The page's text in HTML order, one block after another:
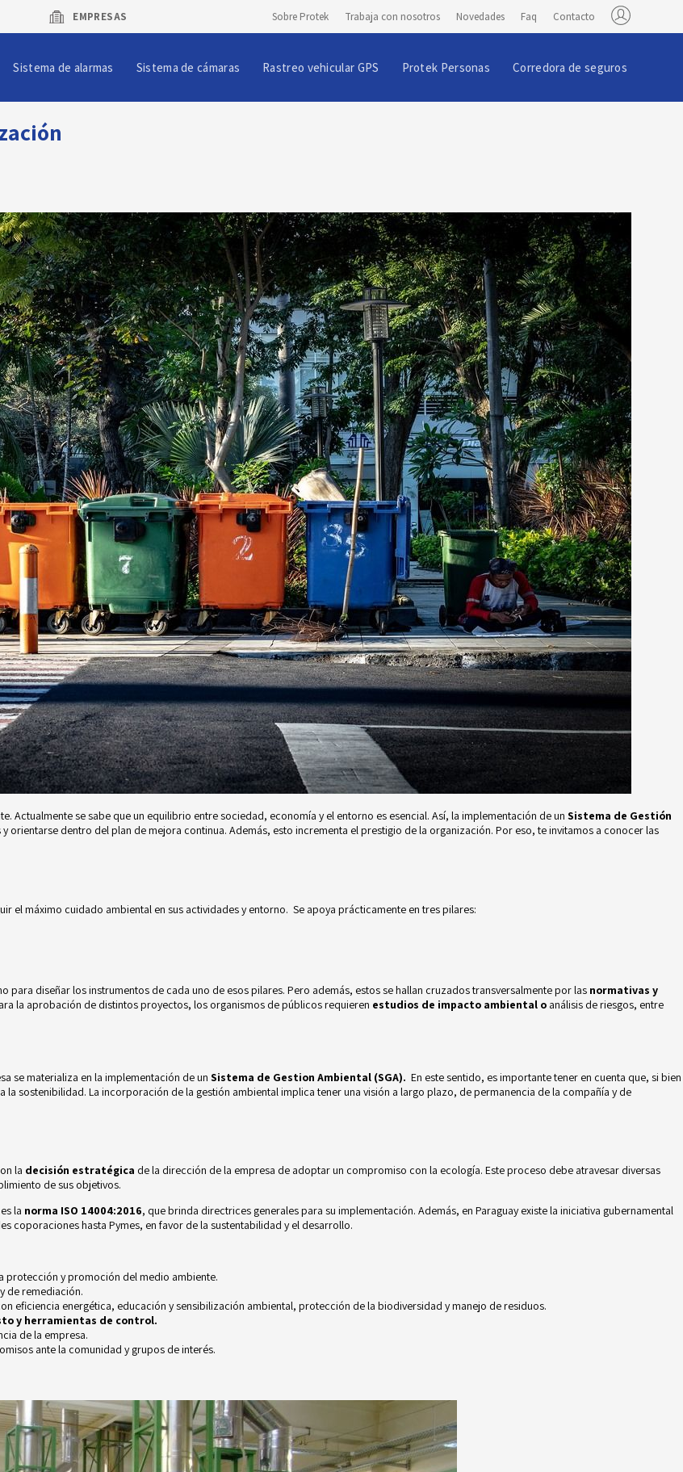
EMPRESAS Sobre Protek Trabaja con nosotros Novedades Faq Contacto
Sistema de alarmas Sistema de cámaras Rastreo vehicular GPS Protek Personas Corredora de seguros
se sabe que un equilibrio entre sociedad, economía y el entorno es esencial. Así, la implementación de un Sistema de Gestión
orientarse dentro del plan de mejora continua. Además, esto incrementa el prestigio de la organización. Por eso, te invitamos a conocer las
el máximo cuidado ambiental en sus actividades y entorno. Se apoya prácticamente en tres pilares:
diseñar los instrumentos de cada uno de esos pilares. Pero además, estos se hallan cruzados transversalmente por las normativas y
la aprobación de distintos proyectos, los organismos de públicos requieren estudios de impacto ambiental o análisis de riesgos, entre
se materializa en la implementación de un Sistema de Gestion Ambiental (SGA). En este sentido, es importante tener en cuenta que, si bien
sostenibilidad. La incorporación de la gestión ambiental implica tener una visión a largo plazo, de permanencia de la compañía y de
la decisión estratégica de la dirección de la empresa de adoptar un compromiso con la ecología. Este proceso debe atravesar diversas
de sus objetivos.
la norma ISO 14004:2016, que brinda directrices generales para su implementación. Además, en Paraguay existe la iniciativa gubernamental
coporaciones hasta Pymes, en favor de la sustentabilidad y el desarrollo.
protección y promoción del medio ambiente.
de remediación.
eficiencia energética, educación y sensibilización ambiental, protección de la biodiversidad y manejo de residuos.
y herramientas de control.
de la empresa.
ante la comunidad y grupos de interés.